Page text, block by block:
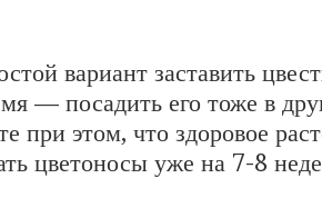
вариант заставить
— посадить его тоже в
при этом, что здоровое
цветоносы уже на 7-8